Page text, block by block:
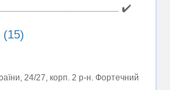
✔️
(15)
24/27, корп. 2 р-н. Фортечний